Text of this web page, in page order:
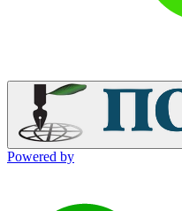
Powered by